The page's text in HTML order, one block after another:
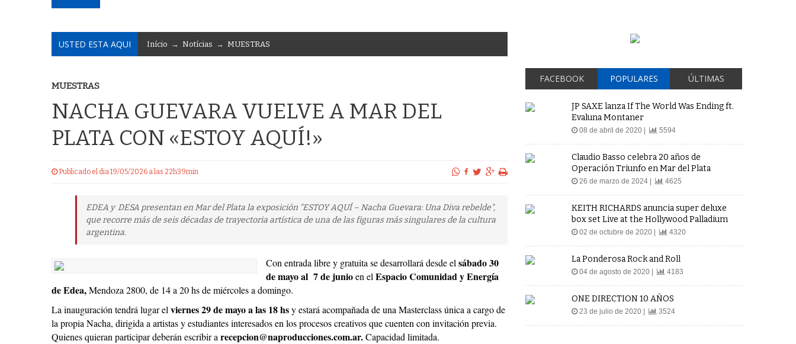
USTED ESTA AQUI Início → Notícias → MUESTRAS
MUESTRAS
NACHA GUEVARA VUELVE A MAR DEL
PLATA CON «ESTOY AQUÍ!»
Publicado el dia 19/05/2026 a las 22h39min
EDEA y DESA presentan en Mar del Plata la exposición "ESTOY AQUÍ – Nacha Guevara: Una Diva rebelde",
que recorre más de seis décadas de trayectoria artística de una de las figuras más singulares de la cultura
argentina.
Con entrada libre y gratuita se desarrollará desde elsábado 30
de mayo al 7 de junioen el Espacio Comunidad y Energía
de Edea,Mendoza 2800, de 14 a 20 hs de miércoles a domingo.
La inauguración tendrá lugar el viernes 29 de mayo a las 18 hsy estará acompañada de una Masterclass única a cargo de
la propia Nacha, dirigida a artistas y estudiantes interesados en los procesos creativos que cuenten con invitación previa.
Quienes quieran participar deberán escribir a recepcion@naproducciones.com.ar.Capacidad limitada.
FACEBOOK POPULARES ÚLTIMAS
JP SAXE lanza If The World Was Ending ft.
Evaluna Montaner
08 de abril de 2020 | 5594
Claudio Basso celebra 20 años de
Operación Triunfo en Mar del Plata
26 de marzo de 2024 | 4625
KEITH RICHARDS anuncia super deluxe
box set Live at the Hollywood Palladium
02 de octubre de 2020 | 4320
La Ponderosa Rock and Roll
04 de agosto de 2020 | 4183
ONE DIRECTION 10 AÑOS
23 de julio de 2020 | 3524